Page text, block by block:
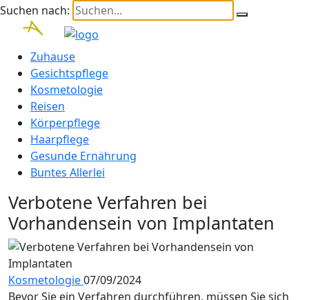
Suchen nach:
Zuhause
Gesichtspflege
Kosmetologie
Reisen
Körperpflege
Haarpflege
Gesunde Ernährung
Buntes Allerlei
Verbotene Verfahren bei
Vorhandensein von Implantaten
Kosmetologie07/09/2024
Bevor Sie ein Verfahren durchführen, müssen Sie sich